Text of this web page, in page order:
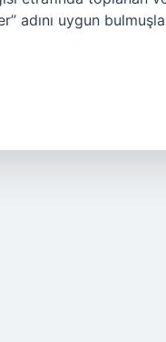
adını uygun